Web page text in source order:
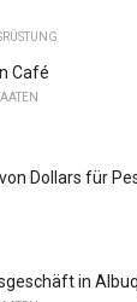
Café
Dollars für
in